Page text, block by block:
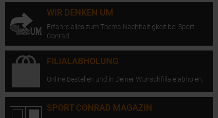
WIR DENKEN UM
Erfahre alles zum Thema Nachhaltigkeit bei Sport
Conrad.
FILIALABHOLUNG
Online Bestellen und in Deiner Wunschfiliale abholen.
SPORT CONRAD MAGAZIN